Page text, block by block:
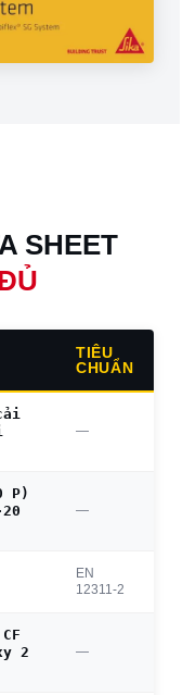
SHEET
TIÊU
CHUẨN
—
P)
—
EN
12311-2
2
—